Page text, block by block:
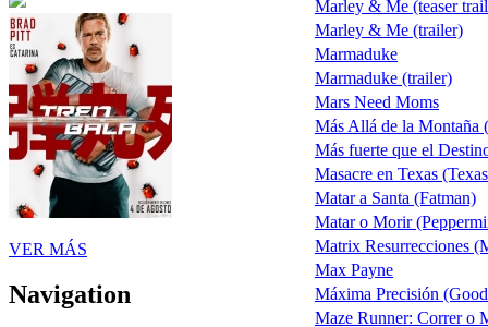
VER MÁS
Navigation
Marley & Me (teaser
Marley & Me (trailer)
Marmaduke
Marmaduke (trailer)
Mars Need Moms
Más Allá de la Montaña
Más fuerte que el
Masacre en Texas
Matar a Santa (Fatman)
Matar o Morir
Matrix Resurrecciones
Max Payne
Máxima Precisión
Maze Runner: Correr o